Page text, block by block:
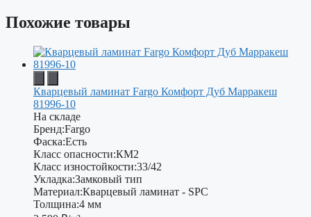
Похожие товары
Кварцевый ламинат Fargo Комфорт Дуб Марракеш
81996-10
На складе
Бренд:Fargo
Фаска:Есть
Класс опасности:КМ2
Класс изностойкости:33/42
Укладка:Замковый тип
Материал:Кварцевый ламинат - SPC
Толщина:4 мм